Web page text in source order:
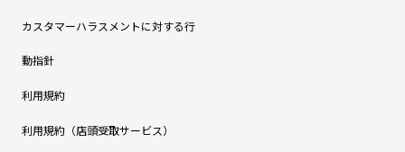
カスタマーハラスメントに対する行
動指針
利用規約
利用規約（店頭受取サービス）